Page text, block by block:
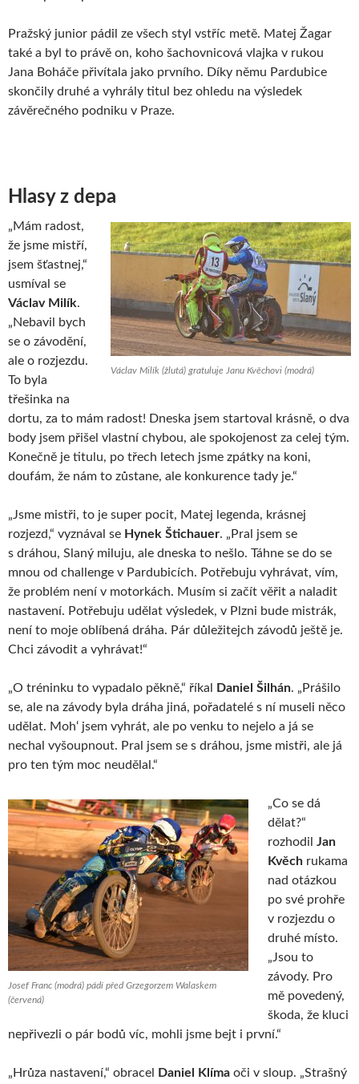
Pražský junior pádil ze všech styl vstříc metě. Matej Žagar
také a byl to právě on, koho šachovnicová vlajka v rukou
Jana Boháče přivítala jako prvního. Díky němu Pardubice
skončily druhé a vyhrály titul bez ohledu na výsledek
závěrečného podniku v Praze.
Hlasy z depa
Václav Milík (žlutá) gratuluje Janu Kvěchovi (modrá)
„Mám radost,
že jsme mistří,
jsem šťastnej,“
usmíval se
Václav Milík.
„Nebavil bych
se o závodění,
ale o rozjezdu.
To byla
třešinka na
dortu, za to mám radost! Dneska jsem startoval krásně, o dva
body jsem přišel vlastní chybou, ale spokojenost za celej tým.
Konečně je titulu, po třech letech jsme zpátky na koni,
doufám, že nám to zůstane, ale konkurence tady je.“
„Jsme mistři, to je super pocit, Matej legenda, krásnej
rozjezd,“ vyznával se Hynek Štichauer. „Pral jsem se
s dráhou, Slaný miluju, ale dneska to nešlo. Táhne se do se
mnou od challenge v Pardubicích. Potřebuju vyhrávat, vím,
že problém není v motorkách. Musím si začít věřit a naladit
nastavení. Potřebuju udělat výsledek, v Plzni bude mistrák,
není to moje oblíbená dráha. Pár důležitejch závodů ještě je.
Chci závodit a vyhrávat!“
„O tréninku to vypadalo pěkně,“ říkal Daniel Šilhán. „Prášilo
se, ale na závody byla dráha jiná, pořadatelé s ní museli něco
udělat. Moh‘ jsem vyhrát, ale po venku to nejelo a já se
nechal vyšoupnout. Pral jsem se s dráhou, jsme mistři, ale já
pro ten tým moc neudělal.“
Josef Franc (modrá) pádí před Grzegorzem Walaskem
(červená)
„Co se dá
dělat?“
rozhodil Jan
Kvěch rukama
nad otázkou
po své prohře
v rozjezdu o
druhé místo.
„Jsou to
závody. Pro
mě povedený,
škoda, že kluci
nepřivezli o pár bodů víc, mohli jsme bejt i první.“
„Hrůza nastavení,“ obracel Daniel Klíma oči v sloup. „Strašný